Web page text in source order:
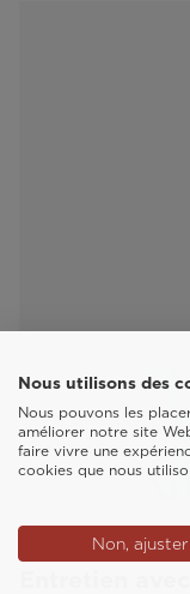
VIDEO
Nous utilisons des
Nous pouvons les
améliorer notre site
faire vivre une
cookies que nous
Non, ajuster